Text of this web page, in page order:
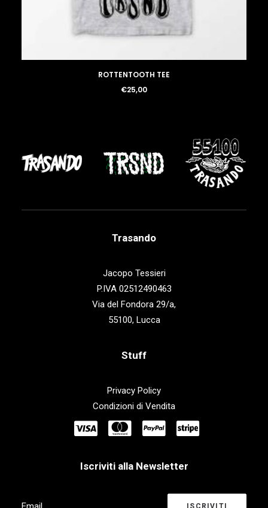
ROTTENTOOTH TEE
€25,00
Trasando
Jacopo Tessieri
P.IVA 02512490463
Via del Fondora 29/a,
55100, Lucca
Stuff
Privacy Policy
Condizioni di Vendita
Iscriviti alla Newsletter